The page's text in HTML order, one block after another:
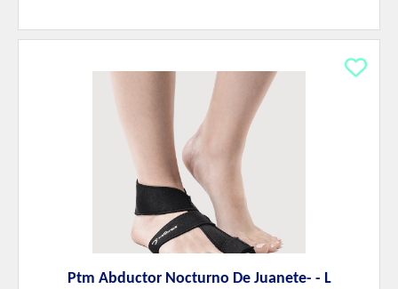
Ptm Abductor Nocturno De Juanete- - L